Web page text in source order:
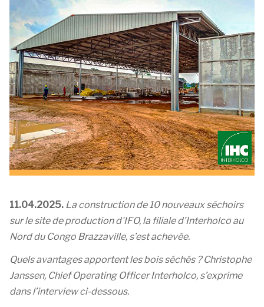
11.04.2025. La construction de 10 nouveaux séchoirs
sur le site de production d'IFO, la filiale d’Interholco au
Nord du Congo Brazzaville, s’est achevée.
Quels avantages apportent les bois séchés ? Christophe
Janssen, Chief Operating Officer Interholco, s’exprime
dans l’interview ci-dessous.